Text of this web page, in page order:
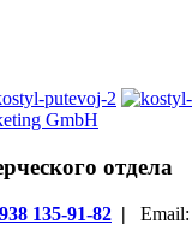
GmbH
отдела
135-91-82 | Email: